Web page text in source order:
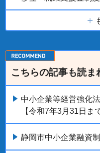
こちらの記事も読ま
中小企業等経営強化
【令和7年3月31日ま
静岡市中小企業融資